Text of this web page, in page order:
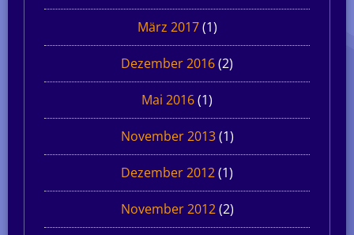
März 2017(1)
Dezember 2016(2)
Mai 2016(1)
November 2013(1)
Dezember 2012(1)
November 2012(2)